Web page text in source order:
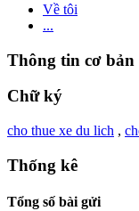
Về tôi
...
Thông tin cơ bản
Chữ ký
cho thue xe du lich ,
Thống kê
Tổng số bài gửi